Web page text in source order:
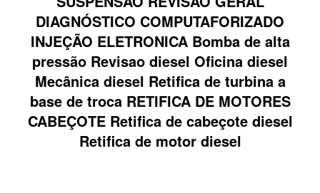
DIAGNÓSTICO COMPUTAFORIZADO
INJEÇÃO ELETRONICA Bomba de alta
pressão Revisao diesel Oficina diesel
Mecânica diesel Retifica de turbina a
base de troca RETIFICA DE MOTORES
CABEÇOTE Retifica de cabeçote diesel
Retifica de motor diesel